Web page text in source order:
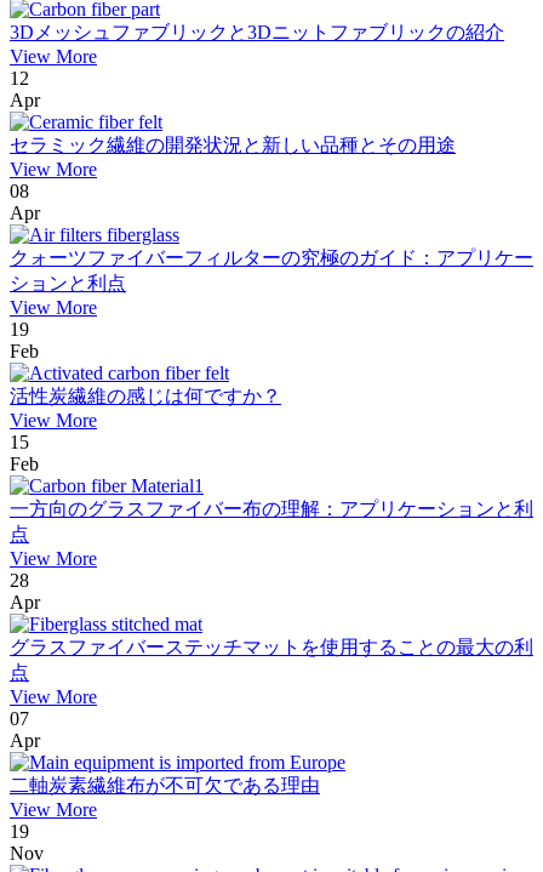
3Dメッシュファブリックと3Dニットファブリックの紹介
View More
12
Apr
セラミック繊維の開発状況と新しい品種とその用途
View More
08
Apr
クォーツファイバーフィルターの究極のガイド：アプリケー
ションと利点
View More
19
Feb
活性炭繊維の感じは何ですか？
View More
15
Feb
一方向のグラスファイバー布の理解：アプリケーションと利
点
View More
28
Apr
グラスファイバーステッチマットを使用することの最大の利
点
View More
07
Apr
二軸炭素繊維布が不可欠である理由
View More
19
Nov